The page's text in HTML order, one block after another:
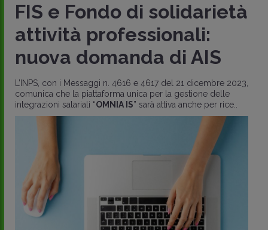
FIS e Fondo di solidarietà
attività professionali:
nuova domanda di AIS
L’INPS, con i Messaggi n. 4616 e 4617 del 21 dicembre 2023,
comunica che la piattaforma unica per la gestione delle
integrazioni salariali “OMNIA IS” sarà attiva anche per rice..